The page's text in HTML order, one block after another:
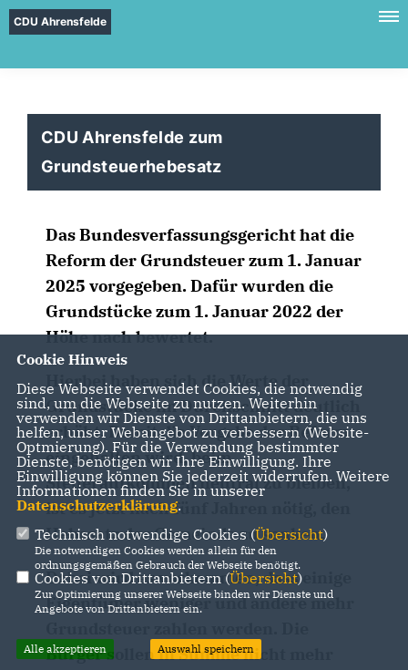
CDU Ahrensfelde
CDU Ahrensfelde zum
Grundsteuerhebesatz
Das Bundesverfassungsgericht hat die
Reform der Grundsteuer zum 1. Januar
2025 vorgegeben. Dafür wurden die
Grundstücke zum 1. Januar 2022 der
Höhe nach bewertet.
Hierbei haben sich die Werte der
Grundstücke im Durchschnitt deutlich
erhöht. Damit die Vorgabe der Reform
eingehalten wird, beim
Steueraufkommen neutral zu bleiben,
ist es jetzt nach fünf Jahren nötig, den
Hebesatz der Gemeinde zu senken.
Dabei wird es vorkommen, dass einige
Eigentümer weniger und andere mehr
Bürger sollen in Summe nicht mehr
Cookie Hinweis
Diese Webseite verwendet Cookies, die notwendig
sind, um die Webseite zu nutzen. Weiterhin
verwenden wir Dienste von Drittanbietern, die uns
helfen, unser Webangebot zu verbessern (Website-
Optmierung). Für die Verwendung bestimmter
Dienste, benötigen wir Ihre Einwilligung. Ihre
Einwilligung können Sie jederzeit widerrufen. Weitere
Informationen finden Sie in unserer
Datenschutzerklärung.
Technisch notwendige Cookies (Übersicht)
Die notwendigen Cookies werden allein für den
ordnungsgemäßen Gebrauch der Webseite benötigt.
Cookies von Drittanbietern (Übersicht)
Zur Optimierung unserer Webseite binden wir Dienste und
Angebote von Drittanbietern ein.
Alle akzeptieren Auswahl speichern